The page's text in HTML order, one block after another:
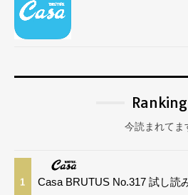
Ranking
今読まれてま
1 Casa BRUTUS No.317 試し読